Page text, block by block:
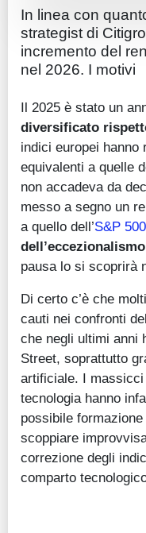
In linea con
strategist di
incremento del
nel 2026. I motivi
Il 2025 è stato un
diversificato
indici europei hanno
equivalenti a quelle
non accadeva da
messo a segno un
a quello dell’S&P 500
pausa lo si scoprirà
Di certo c’è che
cauti nei confronti
che negli ultimi anni
Street, soprattutto
artificiale. I
tecnologia hanno
possibile
scoppiare
correzione degli
comparto